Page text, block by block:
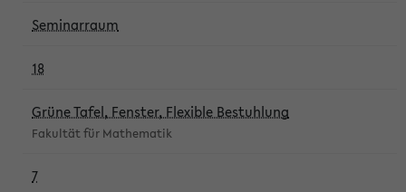
Seminarraum
18
Grüne Tafel, Fenster, Flexible Bestuhlung
Fakultät für Mathematik
7